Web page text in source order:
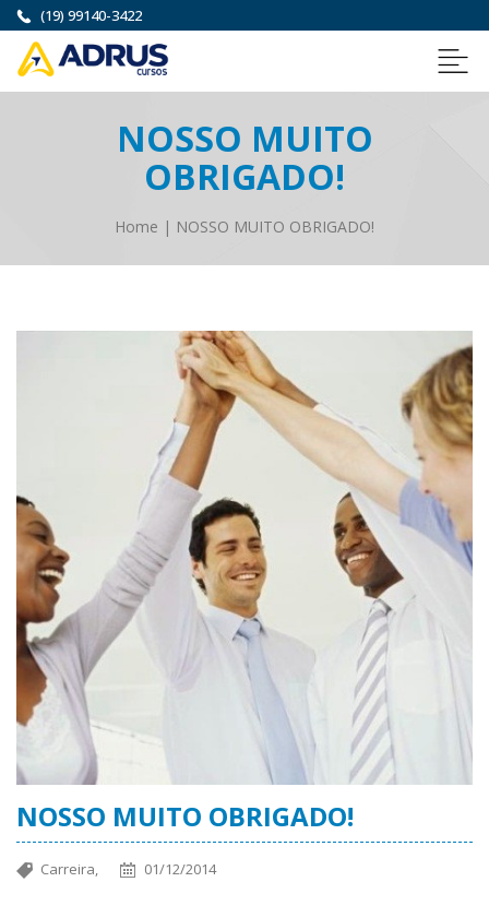
(19) 99140-3422
NOSSO MUITO
OBRIGADO!
Home | NOSSO MUITO OBRIGADO!
NOSSO MUITO OBRIGADO!
Carreira, 01/12/2014